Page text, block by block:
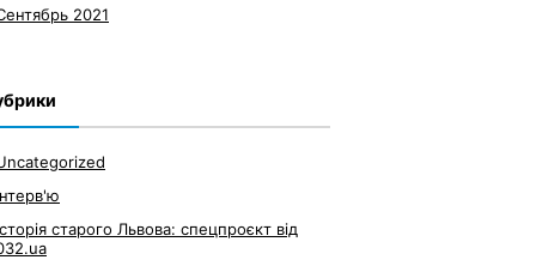
2021
старого Львова: спецпроєкт від